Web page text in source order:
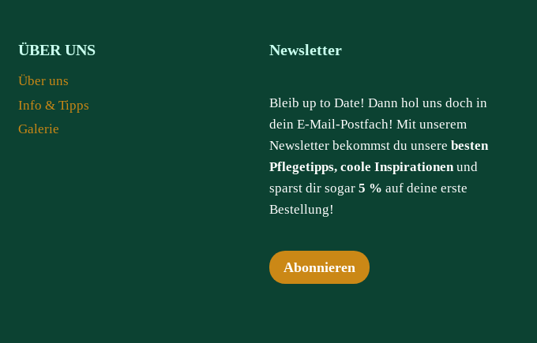
ÜBER UNS
Über uns
Info & Tipps
Galerie
Newsletter
Bleib up to Date! Dann hol uns doch in
dein E-Mail-Postfach! Mit unserem
Newsletter bekommst du unsere besten
Pflegetipps, coole Inspirationen und
sparst dir sogar 5 % auf deine erste
Bestellung!
Abonnieren